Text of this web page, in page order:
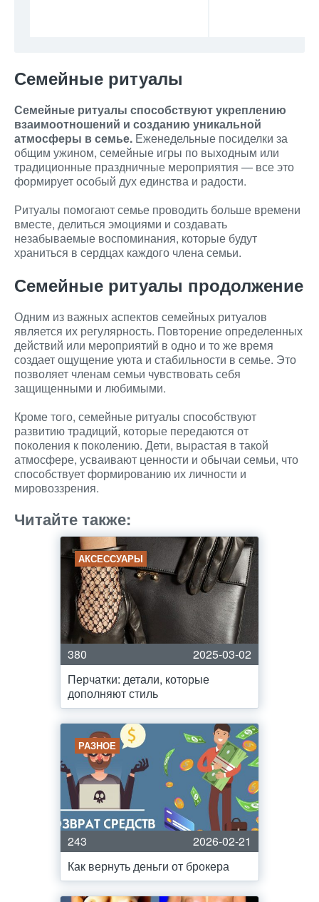
Семейные ритуалы
Семейные ритуалы способствуют укреплению
взаимоотношений и созданию уникальной
атмосферы в семье. Еженедельные посиделки за
общим ужином, семейные игры по выходным или
традиционные праздничные мероприятия — все это
формирует особый дух единства и радости.
Ритуалы помогают семье проводить больше времени
вместе, делиться эмоциями и создавать
незабываемые воспоминания, которые будут
храниться в сердцах каждого члена семьи.
Семейные ритуалы продолжение
Одним из важных аспектов семейных ритуалов
является их регулярность. Повторение определенных
действий или мероприятий в одно и то же время
создает ощущение уюта и стабильности в семье. Это
позволяет членам семьи чувствовать себя
защищенными и любимыми.
Кроме того, семейные ритуалы способствуют
развитию традиций, которые передаются от
поколения к поколению. Дети, вырастая в такой
атмосфере, усваивают ценности и обычаи семьи, что
способствует формированию их личности и
мировоззрения.
Читайте также:
АКСЕССУАРЫ
380
2025-03-02
Перчатки: детали, которые
дополняют стиль
РАЗНОЕ
243
2026-02-21
Как вернуть деньги от брокера